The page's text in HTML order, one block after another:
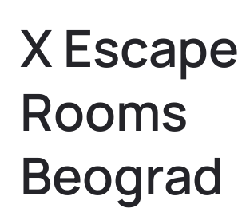
X Escape
Rooms
Beograd